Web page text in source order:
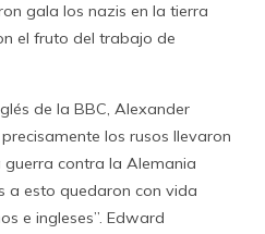
gala los nazis en la tierra
el fruto del trabajo de
de la BBC, Alexander
los rusos llevaron
contra la Alemania
a esto quedaron con vida
e ingleses”. Edward